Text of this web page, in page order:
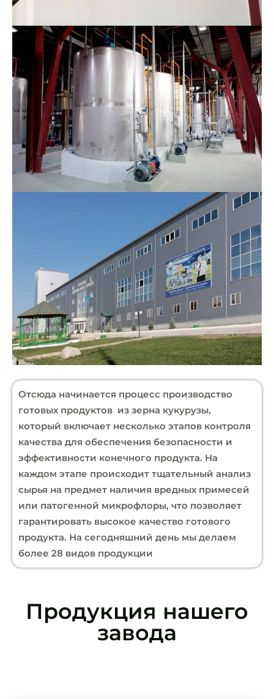
Отсюда начинается процесс производство
готовых продуктов из зерна кукурузы,
который включает несколько этапов контроля
качества для обеспечения безопасности и
эффективности конечного продукта. На
каждом этапе происходит тщательный анализ
сырья на предмет наличия вредных примесей
или патогенной микрофлоры, что позволяет
гарантировать высокое качество готового
продукта. На сегодняшний день мы делаем
более 28 видов продукции
Продукция нашего
завода